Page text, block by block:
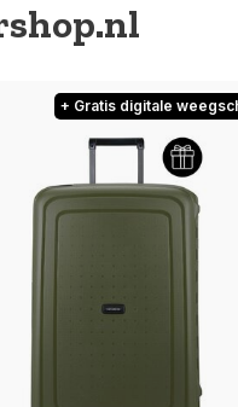
+ Gratis digitale